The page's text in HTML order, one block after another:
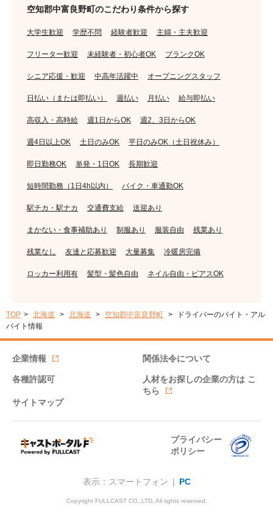
空知郡中富良野町のこだわり条件から探す
大学生歓迎 学歴不問 経験者歓迎 主婦・主夫歓迎
フリーター歓迎 未経験者・初心者OK ブランクOK
シニア応援・歓迎 中高年活躍中 オープニングスタッフ
日払い（または即払い） 週払い 月払い 給与即払い
高収入・高時給 週1日からOK 週2、3日からOK
週4日以上OK 土日のみOK 平日のみOK（土日祝休み）
即日勤務OK 単発・1日OK 長期歓迎
短時間勤務（1日4h以内） バイク・車通勤OK
駅チカ・駅ナカ 交通費支給 送迎あり
まかない・食事補助あり 制服あり 服装自由 残業あり
残業なし 友達と応募歓迎 大量募集 冷暖房完備
ロッカー利用有 髪型・髪色自由 ネイル自由・ピアスOK
TOP 北海道 北海道 空知郡中富良野町
ドライバーのバイト・アル
バイト情報
企業情報 関係法令について
各種許認可 人材をお探しの企業の方は こ
ちら
サイトマップ
プライバシー
ポリシー
表示：スマートフォン | PC
Copyright FULLCAST CO.,LTD. All rights reserved.